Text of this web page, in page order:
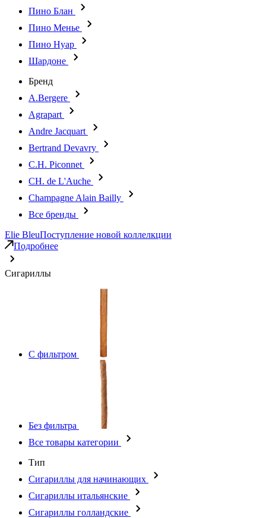
Пино Блан
Пино Менье
Пино Нуар
Шардоне
Бренд
A.Bergere
Agrapart
Andre Jacquart
Bertrand Devavry
C.H. Piconnet
CH. de L'Auche
Champagne Alain Bailly
Все бренды
Elie BleuПоступление новой коллелкции
Подробнее
Сигариллы
С фильтром
Без фильтра
Все товары категории
Тип
Сигариллы для начинающих
Сигариллы итальянские
Сигариллы голландские